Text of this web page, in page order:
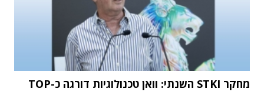
מחקר STKI השנתי: וואן טכנולוגיות דורגה כ-TOP